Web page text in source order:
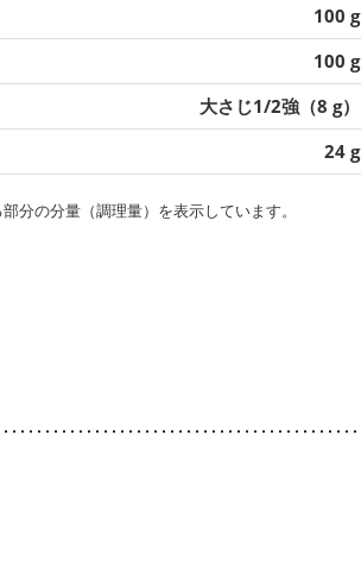
100 g
100 g
大さじ1/2強（8 g）
24 g
分の分量（調理量）を表示しています。